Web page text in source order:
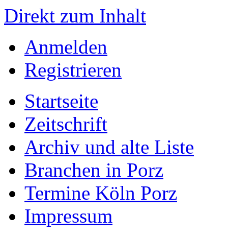
Direkt zum Inhalt
Anmelden
Registrieren
Startseite
Zeitschrift
Archiv und alte Liste
Branchen in Porz
Termine Köln Porz
Impressum